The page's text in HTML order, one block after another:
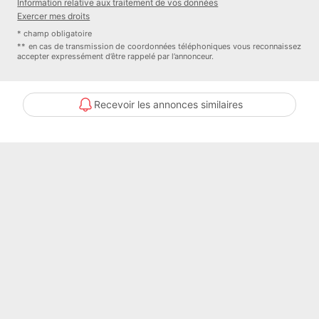
recherché ( CHEMIN STEPHANE ), ce terrain est à proximité de
tout et très facile d'accès.
Ne manquez pas cette opportunité unique de posséder un terrain
Contactez-moi dès aujourd'hui pour plus d'informations et pour
organiser une visite.
Information relative aux traitement de vos données
Exercer mes droits
* champ obligatoire
** en cas de transmission de coordonnées téléphoniques vous reconnaissez
accepter expressément d’être rappelé par l’annonceur.
Recevoir les annonces similaires